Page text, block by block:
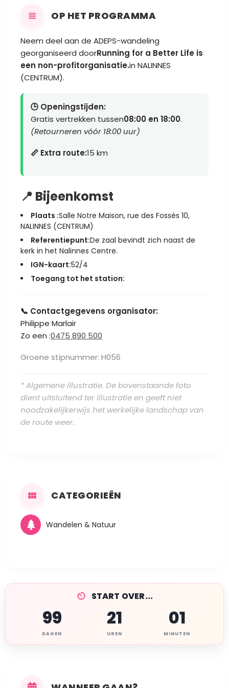
OP HET PROGRAMMA
Neem deel aan de ADEPS-wandeling
georganiseerd doorRunning for a Better Life is
een non-profitorganisatie.in NALINNES
(CENTRUM).
🕒 Openingstijden:
Gratis vertrekken tussen08:00 en 18:00.
(Retourneren vóór 18:00 uur)
📏 Extra route:15 km
📍 Bijeenkomst
Plaats :Salle Notre Maison, rue des Fossés 10,
NALINNES (CENTRUM)
Referentiepunt:De zaal bevindt zich naast de
kerk in het Nalinnes Centre.
IGN-kaart:52/4
Toegang tot het station:
📞 Contactgegevens organisator:
Philippe Marlair
Zo een :0475 890 500
Groene stipnummer: H056
* Algemene illustratie. De bovenstaande foto
dient uitsluitend ter illustratie en geeft niet
noodzakelijkerwijs het werkelijke landschap van
de route weer.
CATEGORIEËN
Wandelen & Natuur
START OVER...
99
DAGEN
21
UREN
01
MINUTEN